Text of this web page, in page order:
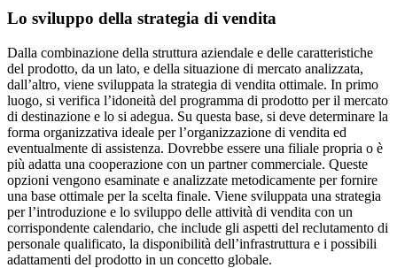
Lo sviluppo della strategia di vendita
Dalla combinazione della struttura aziendale e delle caratteristiche
del prodotto, da un lato, e della situazione di mercato analizzata,
dall’altro, viene sviluppata la strategia di vendita ottimale. In primo
luogo, si verifica l’idoneità del programma di prodotto per il mercato
di destinazione e lo si adegua. Su questa base, si deve determinare la
forma organizzativa ideale per l’organizzazione di vendita ed
eventualmente di assistenza. Dovrebbe essere una filiale propria o è
più adatta una cooperazione con un partner commerciale. Queste
opzioni vengono esaminate e analizzate metodicamente per fornire
una base ottimale per la scelta finale. Viene sviluppata una strategia
per l’introduzione e lo sviluppo delle attività di vendita con un
corrispondente calendario, che include gli aspetti del reclutamento di
personale qualificato, la disponibilità dell’infrastruttura e i possibili
adattamenti del prodotto in un concetto globale.